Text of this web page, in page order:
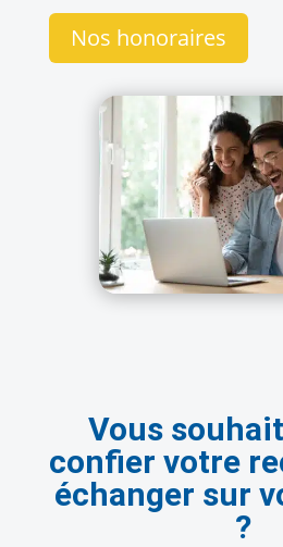
Nos honoraires
Vous
confier votre
échanger sur
?